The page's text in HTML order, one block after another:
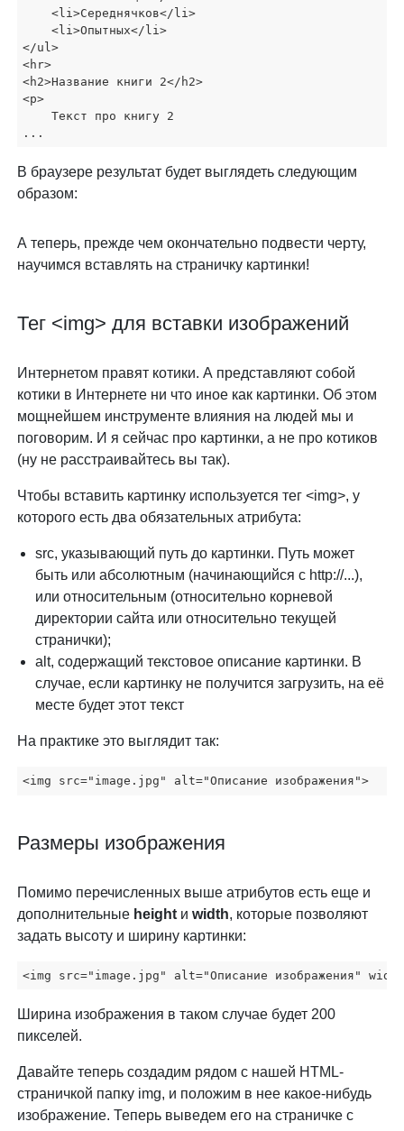
    <li>Середнячков</li>
    <li>Опытных</li>
</ul>
<hr>
<h2>Название книги 2</h2>
<p>
    Текст про книгу 2
...
В браузере результат будет выглядеть следующим
образом:
А теперь, прежде чем окончательно подвести черту,
научимся вставлять на страничку картинки!
Тег <img> для вставки изображений
Интернетом правят котики. А представляют собой
котики в Интернете ни что иное как картинки. Об этом
мощнейшем инструменте влияния на людей мы и
поговорим. И я сейчас про картинки, а не про котиков
(ну не расстраивайтесь вы так).
Чтобы вставить картинку используется тег <img>, у
которого есть два обязательных атрибута:
src, указывающий путь до картинки. Путь может
быть или абсолютным (начинающийся с http://...),
или относительным (относительно корневой
директории сайта или относительно текущей
странички);
alt, содержащий текстовое описание картинки. В
случае, если картинку не получится загрузить, на её
месте будет этот текст
На практике это выглядит так:
<img src="image.jpg" alt="Описание изображения">
Размеры изображения
Помимо перечисленных выше атрибутов есть еще и
дополнительные height и width, которые позволяют
задать высоту и ширину картинки:
<img src="image.jpg" alt="Описание изображения"
Ширина изображения в таком случае будет 200
пикселей.
Давайте теперь создадим рядом с нашей HTML-
страничкой папку img, и положим в нее какое-нибудь
изображение. Теперь выведем его на страничке с